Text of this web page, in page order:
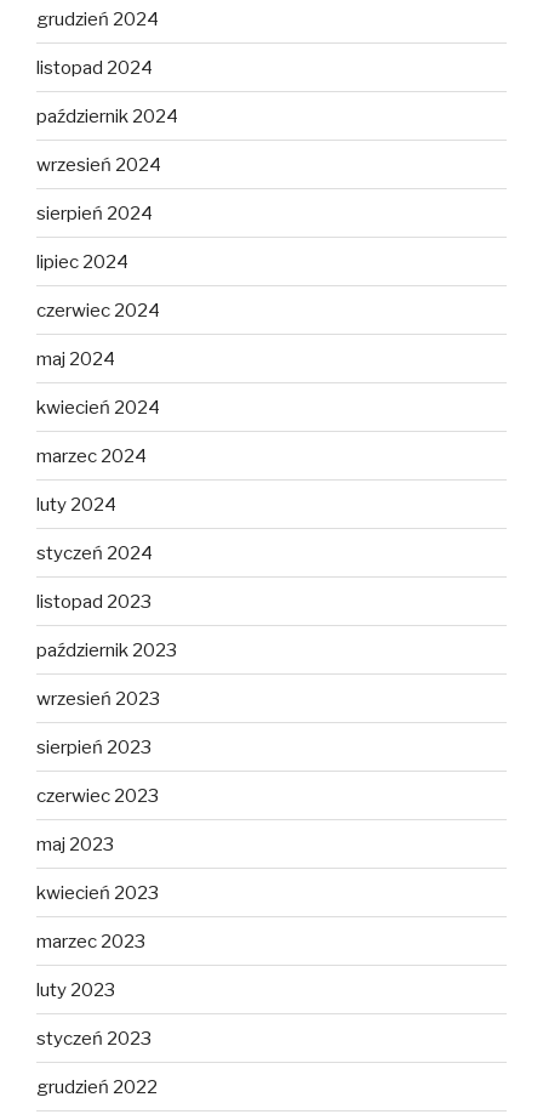
grudzień 2024
listopad 2024
październik 2024
wrzesień 2024
sierpień 2024
lipiec 2024
czerwiec 2024
maj 2024
kwiecień 2024
marzec 2024
luty 2024
styczeń 2024
listopad 2023
październik 2023
wrzesień 2023
sierpień 2023
czerwiec 2023
maj 2023
kwiecień 2023
marzec 2023
luty 2023
styczeń 2023
grudzień 2022